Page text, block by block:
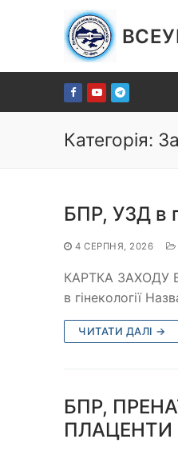
Категорія:
БПР, УЗД в
4 СЕРПНЯ, 2026
КАРТКА ЗАХОДУ
в гінекології
ЧИТАТИ ДАЛІ →
БПР,
ПЛАЦЕНТИ